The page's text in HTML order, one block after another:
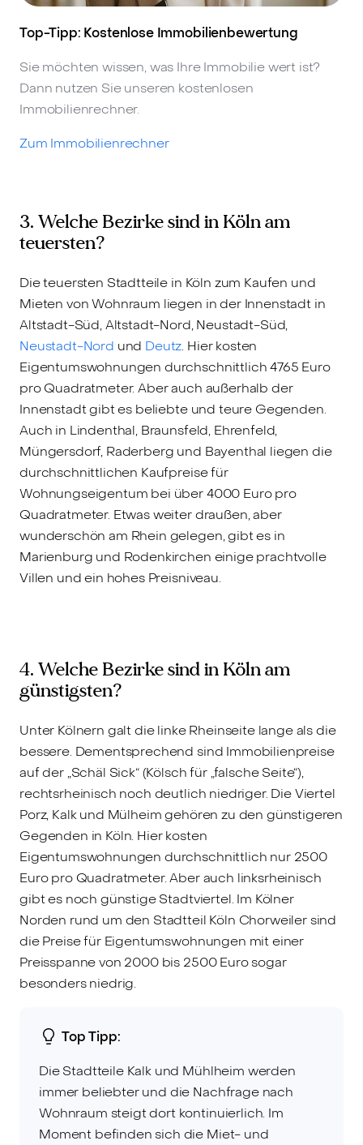
Top-Tipp: Kostenlose Immobilienbewertung
Sie möchten wissen, was Ihre Immobilie wert ist?
Dann nutzen Sie unseren kostenlosen
Immobilienrechner.
Zum Immobilienrechner
3. Welche Bezirke sind in Köln am
teuersten?
Die teuersten Stadtteile in Köln zum Kaufen und
Mieten von Wohnraum liegen in der Innenstadt in
Altstadt-Süd, Altstadt-Nord, Neustadt-Süd,
Neustadt-Nord und Deutz. Hier kosten
Eigentumswohnungen durchschnittlich 4765 Euro
pro Quadratmeter. Aber auch außerhalb der
Innenstadt gibt es beliebte und teure Gegenden.
Auch in Lindenthal, Braunsfeld, Ehrenfeld,
Müngersdorf, Raderberg und Bayenthal liegen die
durchschnittlichen Kaufpreise für
Wohnungseigentum bei über 4000 Euro pro
Quadratmeter. Etwas weiter draußen, aber
wunderschön am Rhein gelegen, gibt es in
Marienburg und Rodenkirchen einige prachtvolle
Villen und ein hohes Preisniveau.
4. Welche Bezirke sind in Köln am
günstigsten?
Unter Kölnern galt die linke Rheinseite lange als die
bessere. Dementsprechend sind Immobilienpreise
auf der „Schäl Sick“ (Kölsch für „falsche Seite“),
rechtsrheinisch noch deutlich niedriger. Die Viertel
Porz, Kalk und Mülheim gehören zu den günstigeren
Gegenden in Köln. Hier kosten
Eigentumswohnungen durchschnittlich nur 2500
Euro pro Quadratmeter. Aber auch linksrheinisch
gibt es noch günstige Stadtviertel. Im Kölner
Norden rund um den Stadtteil Köln Chorweiler sind
die Preise für Eigentumswohnungen mit einer
Preisspanne von 2000 bis 2500 Euro sogar
besonders niedrig.
Top Tipp:
Die Stadtteile Kalk und Mühlheim werden
immer beliebter und die Nachfrage nach
Wohnraum steigt dort kontinuierlich. Im
Moment befinden sich die Miet- und